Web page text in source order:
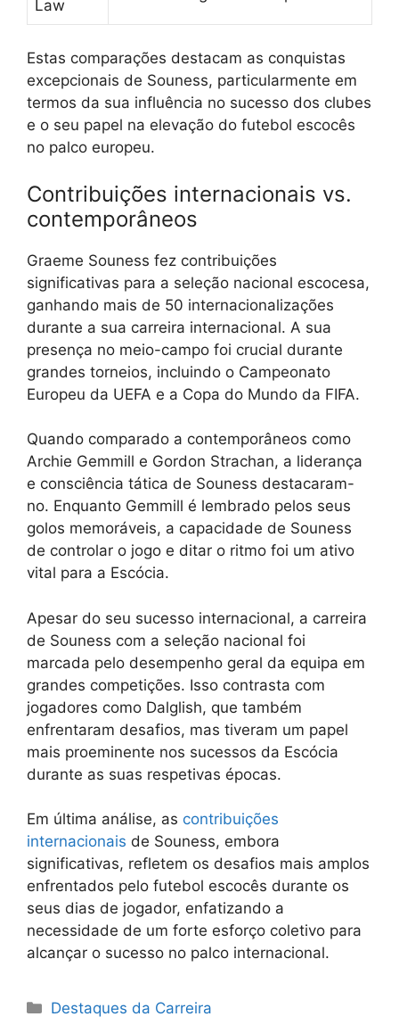
Law
Estas comparações destacam as conquistas
excepcionais de Souness, particularmente em
termos da sua influência no sucesso dos clubes
e o seu papel na elevação do futebol escocês
no palco europeu.
Contribuições internacionais vs.
contemporâneos
Graeme Souness fez contribuições
significativas para a seleção nacional escocesa,
ganhando mais de 50 internacionalizações
durante a sua carreira internacional. A sua
presença no meio-campo foi crucial durante
grandes torneios, incluindo o Campeonato
Europeu da UEFA e a Copa do Mundo da FIFA.
Quando comparado a contemporâneos como
Archie Gemmill e Gordon Strachan, a liderança
e consciência tática de Souness destacaram-
no. Enquanto Gemmill é lembrado pelos seus
golos memoráveis, a capacidade de Souness
de controlar o jogo e ditar o ritmo foi um ativo
vital para a Escócia.
Apesar do seu sucesso internacional, a carreira
de Souness com a seleção nacional foi
marcada pelo desempenho geral da equipa em
grandes competições. Isso contrasta com
jogadores como Dalglish, que também
enfrentaram desafios, mas tiveram um papel
mais proeminente nos sucessos da Escócia
durante as suas respetivas épocas.
Em última análise, as contribuições
internacionais de Souness, embora
significativas, refletem os desafios mais amplos
enfrentados pelo futebol escocês durante os
seus dias de jogador, enfatizando a
necessidade de um forte esforço coletivo para
alcançar o sucesso no palco internacional.
Categories
Destaques da Carreira